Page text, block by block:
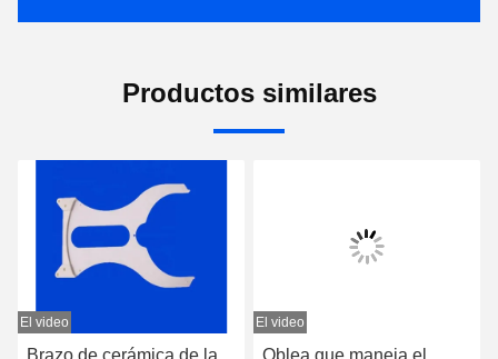
Productos similares
El video
Brazo de cerámica de la
El video
Oblea que maneja el